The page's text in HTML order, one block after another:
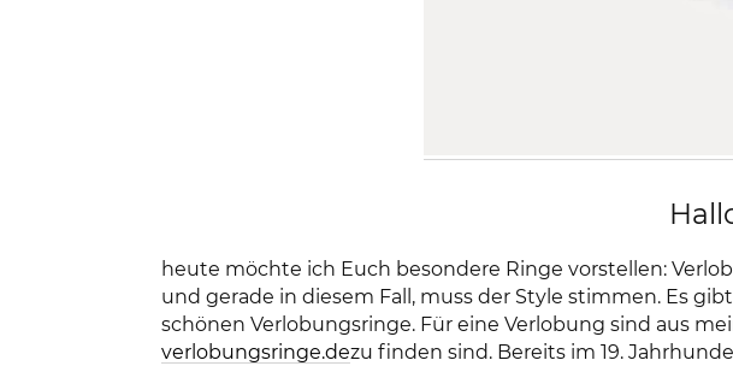
heute möchte ich Euch besondere Ringe vorstellen:
und gerade in diesem Fall, muss der Style stimmen. Es
schönen Verlobungsringe. Für eine Verlobung sind aus
verlobungsringe.dezu finden sind. Bereits im 19.